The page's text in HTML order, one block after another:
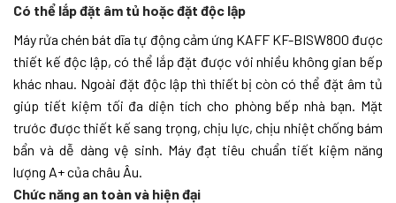
Có thể lắp đặt âm tủ hoặc đặt độc lập
Máy rửa chén bát dĩa tự động cảm ứng KAFF KF-BISW800 được
thiết kế độc lập, có thể lắp đặt được với nhiều không gian bếp
khác nhau. Ngoài đặt độc lập thì thiết bị còn có thể đặt âm tủ
giúp tiết kiệm tối đa diện tích cho phòng bếp nhà bạn. Mặt
trước được thiết kế sang trọng, chịu lực, chịu nhiệt chống bám
bẩn và dễ dàng vệ sinh. Máy đạt tiêu chuẩn tiết kiệm năng
lượng A+ của châu Âu.
Chức năng an toàn và hiện đại